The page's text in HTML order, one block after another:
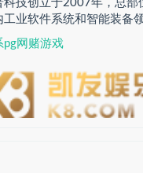
科技创立于2007年，总部
工业软件系统和智能装备
pg网赌游戏